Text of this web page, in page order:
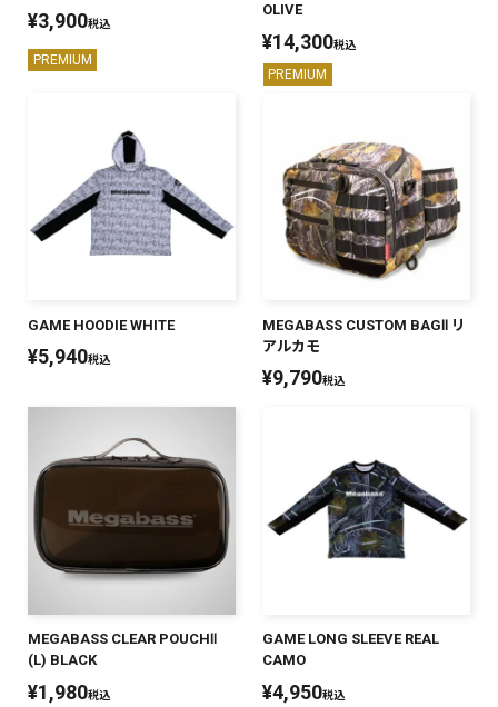
¥3,900税込
PREMIUM
OLIVE
¥14,300税込
PREMIUM
GAME HOODIE WHITE
¥5,940税込
MEGABASS CUSTOM BAGⅡ リ
アルカモ
¥9,790税込
MEGABASS CLEAR POUCHⅡ
(L) BLACK
¥1,980税込
GAME LONG SLEEVE REAL
CAMO
¥4,950税込